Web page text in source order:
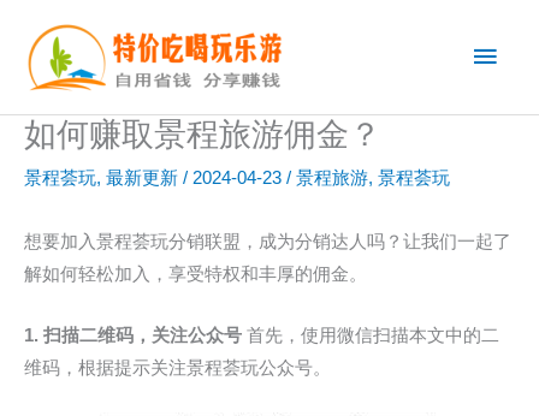
容
主
菜
如何赚取景程旅游佣金？
景程荟玩, 最新更新 / 2024-04-23 / 景程旅游, 景程荟玩
想要加入景程荟玩分销联盟，成为分销达人吗？让我们一起了
解如何轻松加入，享受特权和丰厚的佣金。
1. 扫描二维码，关注公众号 首先，使用微信扫描本文中的二
维码，根据提示关注景程荟玩公众号。